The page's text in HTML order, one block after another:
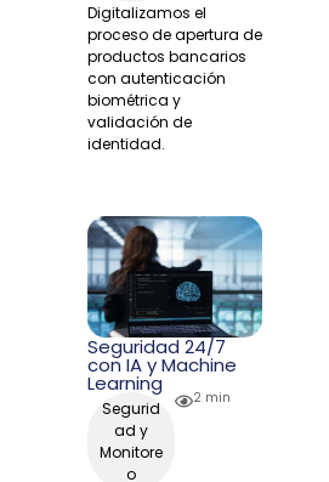
Digitalizamos el
proceso de apertura de
productos bancarios
con autenticación
biométrica y
validación de
identidad.
Seguridad 24/7
con IA y Machine
Learning
Segurid
ad y
Monitore
o
2 min